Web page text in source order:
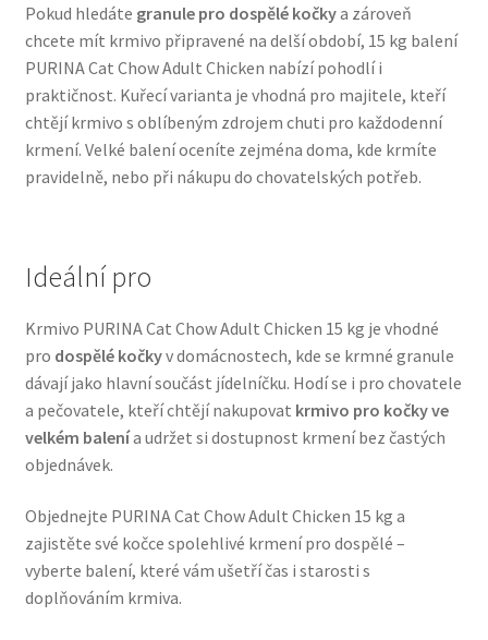
Pelíšky pro psy
Ortopedické pelíšky
Přepravky pro psy
Royal Canin pro psy
Veterinární dieta pro psy
Vodítka a obojky
Wolf of Wilderness
Pokud hledáte granule pro dospělé kočkya zároveň
chcete mít krmivo připravené na delší období, 15 kg balení
PURINA Cat Chow Adult Chicken nabízí pohodlí i
praktičnost. Kuřecí varianta je vhodná pro majitele, kteří
chtějí krmivo s oblíbeným zdrojem chuti pro každodenní
krmení. Velké balení oceníte zejména doma, kde krmíte
pravidelně, nebo při nákupu do chovatelských potřeb.
Ideální pro
Krmivo PURINA Cat Chow Adult Chicken 15 kg je vhodné
pro dospělé kočkyv domácnostech, kde se krmné granule
dávají jako hlavní součást jídelníčku. Hodí se i pro chovatele
a pečovatele, kteří chtějí nakupovat krmivo pro kočky ve
velkém balenía udržet si dostupnost krmení bez častých
objednávek.
Objednejte PURINA Cat Chow Adult Chicken 15 kg a
zajistěte své kočce spolehlivé krmení pro dospělé –
vyberte balení, které vám ušetří čas i starosti s
doplňováním krmiva.